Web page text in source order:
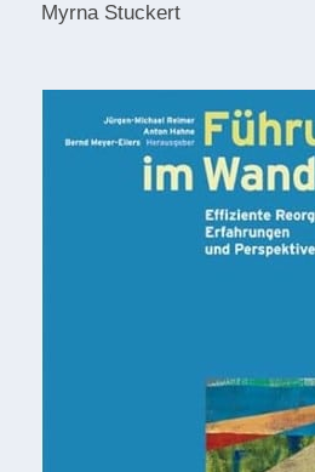
Myrna Stuckert